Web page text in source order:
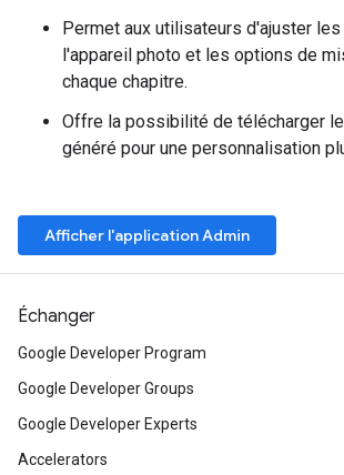
Permet aux utilisateurs d'ajuster
l'appareil photo et les options de
chaque chapitre.
Offre la possibilité de télécharger
généré pour une personnalisation
Afficher l'application Admin
Échanger
Google Developer Program
Google Developer Groups
Google Developer Experts
Accelerators